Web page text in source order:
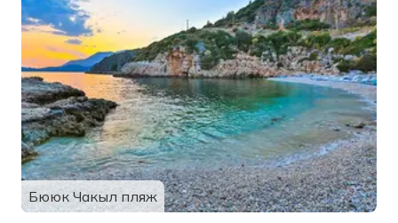
Бююк Чакыл пляж